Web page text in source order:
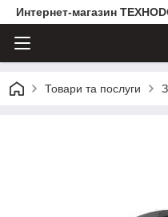
Интернет-магазин
Товари та послуги